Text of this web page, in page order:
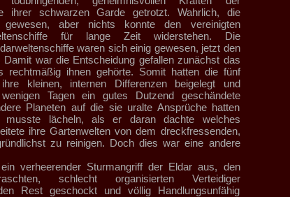
ihrer schwarzen Garde getrotzt. Wahrlich, die
aber nichts konnte den vereinigten
für lange Zeit widerstehen. Die
waren sich einig gewesen, jetzt den
Damit war die Entscheidung gefallen zunächst das
rechtmäßig ihnen gehörte. Somit hatten die fünf
kleinen, internen Differenzen beigelegt und
Tagen ein gutes Dutzend geschändete
Planeten auf die sie uralte Ansprüche hatten
musste lächeln, als er daran dachte welches
ihre Gartenwelten von dem dreckfressenden,
zu reinigen. Doch dies war eine andere
verheerender Sturmangriff der Eldar aus, den
schlecht organisierten Verteidiger
Rest geschockt und völlig Handlungsunfähig